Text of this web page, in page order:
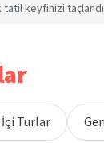
keyfinizi
Turlar